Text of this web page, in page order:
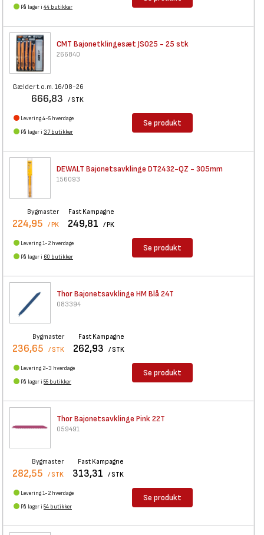
På lager i 44 butikker
CMT Bajonetklingesæt JS025 - 25 stk
266840
Gælder t.o.m. 16/08-26
666,83 / STK
Levering 4-5 hverdage
På lager i 37 butikker
Se produkt
DEWALT Bajonetsavklinge DT2432-QZ - 305mm
156093
Bygmaster
224,95 / PK
Fast Kampagne
249,81 / PK
Levering 1-2 hverdage
På lager i 60 butikker
Se produkt
Thor Bajonetsavklinge HM Blå 24T
083394
Bygmaster
236,65 / STK
Fast Kampagne
262,93 / STK
Levering 2-3 hverdage
På lager i 55 butikker
Se produkt
Thor Bajonetsavklinge Pink 22T
059491
Bygmaster
282,55 / STK
Fast Kampagne
313,31 / STK
Levering 1-2 hverdage
På lager i 54 butikker
Se produkt